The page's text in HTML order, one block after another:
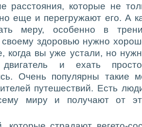
расстояния, которые не
еще и перегружают его. А
меру, особенно в
своему здоровью нужно
когда вы уже устали, но
двигатель и ехать
Очень популярны такие
путешествий. Есть
миру и получают от